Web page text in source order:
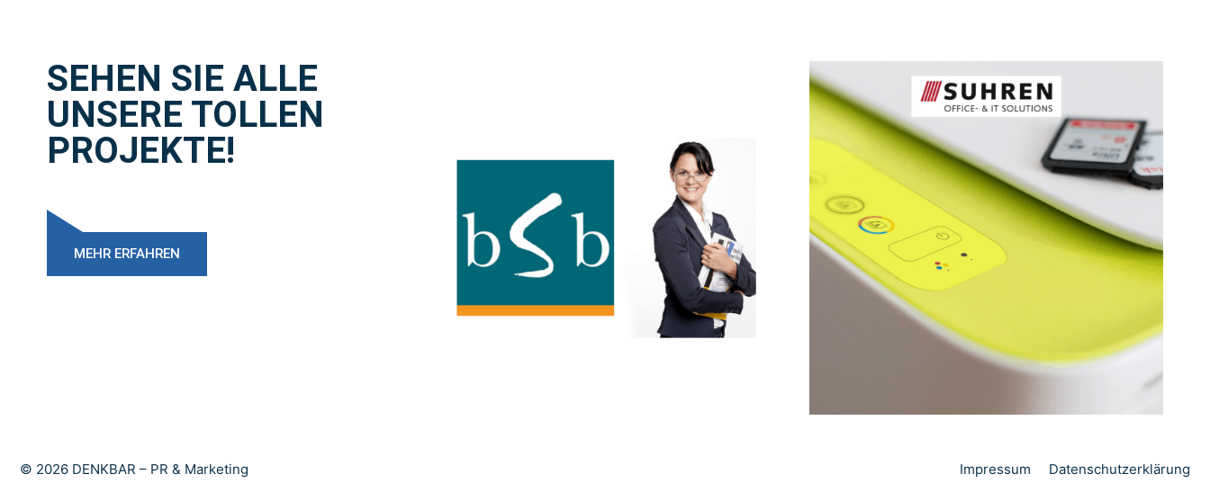
SEHEN SIE ALLE
UNSERE TOLLEN
PROJEKTE!
MEHR ERFAHREN
Impressum Datenschutzerklärung
© 2026 DENKBAR – PR & Marketing